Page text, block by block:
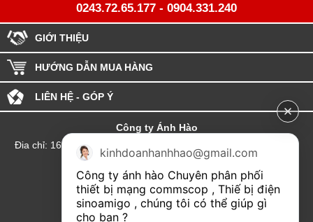
0243.72.65.177 - 0904.331.240
GIỚI THIỆU
HƯỚNG DẪN MUA HÀNG
LIÊN HỆ - GÓP Ý
Công ty Ánh Hào
Đia chỉ: 164 Phố Chùa Láng - Phường Láng - Thành phố Hà Nội
hotline:0904.331.240
Email: Kinhdoanhanhhao@gmail.com
Đại lý Hải Phòng
kinhdoanhanhhao@gmail.com
Công ty ánh hào Chuyên phân phối
thiết bị mạng commscop , Thiế bị điện
sinoamigo , chúng tôi có thể giúp gì
cho bạn ?